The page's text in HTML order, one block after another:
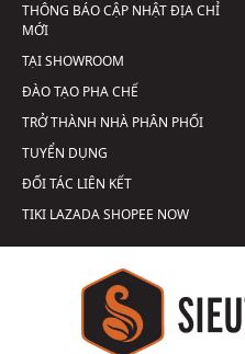
THÔNG BÁO CẬP NHẬT ĐỊA CHỈ
MỚI
TẠI SHOWROOM
ĐÀO TẠO PHA CHẾ
TRỞ THÀNH NHÀ PHÂN PHỐI
TUYỂN DỤNG
ĐỐI TÁC LIÊN KẾT
TIKI LAZADASHOPEE NOW